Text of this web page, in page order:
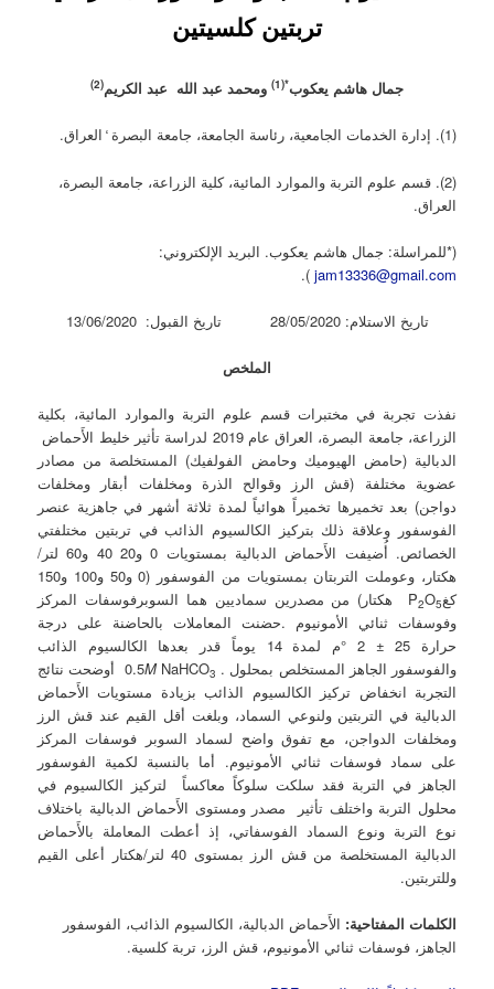
تربتين كلسيتين
جمال هاشم يعكوب*(1) ومحمد عبد الله عبد الكريم(2)
(1). إدارة الخدمات الجامعية، رئاسة الجامعة، جامعة البصرة ̒ العراق.
(2). قسم علوم التربة والموارد المائية، كلية الزراعة، جامعة البصرة،
العراق.
(*للمراسلة: جمال هاشم يعكوب. البريد الإلكتروني:
jam13336@gmail.com
).
تاريخ الاستلام: 28/05/2020 تاريخ القبول: 13/06/2020
الملخص
نفذت تجربة في مختبرات قسم علوم التربة والموارد المائية، بكلية
الزراعة، جامعة البصرة، العراق عام 2019 لدراسة تأثير خليط الأَحماض
الدبالية (حامض الهيوميك وحامض الفولفيك) المستخلصة من مصادر
عضوية مختلفة (قش الرز وقوالح الذرة ومخلفات أبقار ومخلفات
دواجن) بعد تخميرها تخميراً هوائياً لمدة ثلاثة أشهر في جاهزية عنصر
الفوسفور‏ وعلاقة ذلك بتركيز الكالسيوم الذائب في تربتين مختلفتي
الخصائص. أُضيفت الأَحماض الدبالية بمستويات 0 و20 40 و60 لتر/
هكتار، وعوملت التربتان بمستويات من الفوسفور‏ (0 و50 و100 و150
كغP
2O5
هكتار) من مصدرين سماديين هما السوبرفوسفات المركز
وفوسفات ثنائي الأمونيوم .حضنت المعاملات بالحاضنة على درجة
حرارة 25 ± 2 °م لمدة 14 يوماً قدر بعدها الكالسيوم الذائب
والفوسفور‏ الجاهز المستخلص بمحلول . 0.5
MNaHCO3
أوضحت نتائج
التجربة انخفاض‏ تركيز الكالسيوم الذائب بزيادة مستويات الأَحماض
الدبالية في التربتين ولنوعي السماد، وبلغت أقل القيم عند قش الرز
ومخلفات الدواجن، مع تفوق واضح لسماد السوبر فوسفات المركز
على سماد فوسفات ثنائي الأمونيوم. أما بالنسبة لكمية الفوسفور‏
الجاهز في التربة فقد سلكت سلوكاً معاكساً لتركيز الكالسيوم في
محلول التربة واختلف تأثير مصدر ومستوى الأَحماض الدبالية باختلاف
نوع التربة ونوع السماد الفوسفاتي، إذ أعطت المعاملة بالأَحماض
الدبالية المستخلصة من قش الرز بمستوى 40 لتر/هكتار أعلى القيم
وللتربتين.
الكلمات المفتاحية: الأَحماض الدبالية، الكالسيوم الذائب، الفوسفور‏
الجاهز، فوسفات ثنائي الأمونيوم، قش الرز، تربة كلسية.